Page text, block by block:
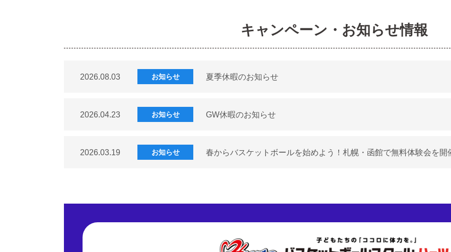
キャンペーン・お知らせ情報
2026.08.03 お知らせ 夏季休暇のお知らせ
2026.04.23 お知らせ GW休暇のお知らせ
2026.03.19 お知らせ 春からバスケットボールを始めよう！札幌・函館で無料体験会を開